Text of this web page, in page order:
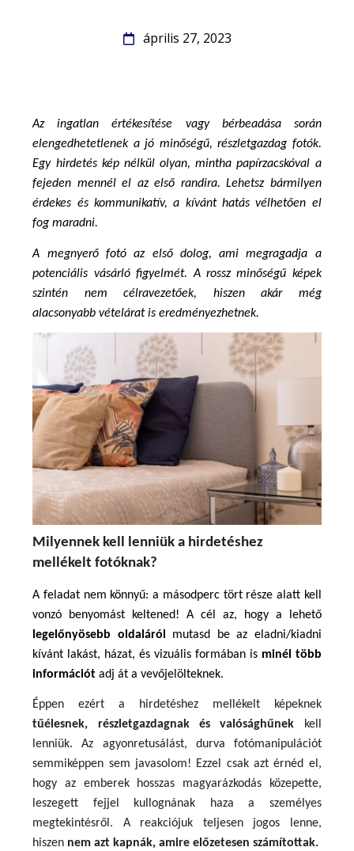
április 27, 2023
Az ingatlan értékesítése vagy bérbeadása során
elengedhetetlenek a jó minőségű, részletgazdag fotók.
Egy hirdetés kép nélkül olyan, mintha papírzacskóval a
fejeden mennél el az első randira. Lehetsz bármilyen
érdekes és kommunikatív, a kívánt hatás vélhetően el
fog maradni.
A megnyerő fotó az első dolog, ami megragadja a
potenciális vásárló figyelmét. A rossz minőségű képek
szintén nem célravezetőek, hiszen akár még
alacsonyabb vételárat is eredményezhetnek.
Milyennek kell lenniük a hirdetéshez
mellékelt fotóknak?
A feladat nem könnyű: a másodperc tört része alatt kell
vonzó benyomást keltened! A cél az, hogy a lehető
legelőnyösebb oldaláról
mutasd be az eladni/kiadni
kívánt lakást, házat, és vizuális formában is minél több
információt adj át a vevőjelölteknek.
Éppen ezért a hirdetéshez mellékelt képeknek
tűélesnek, részletgazdagnak és valósághűnek kell
lenniük. Az agyonretusálást, durva fotómanipulációt
semmiképpen sem javasolom! Ezzel csak azt érnéd el,
hogy az emberek hosszas magyarázkodás közepette,
leszegett fejjel kullognának haza a személyes
megtekintésről. A reakciójuk teljesen jogos lenne,
hiszen nem azt kapnák, amire előzetesen számítottak.